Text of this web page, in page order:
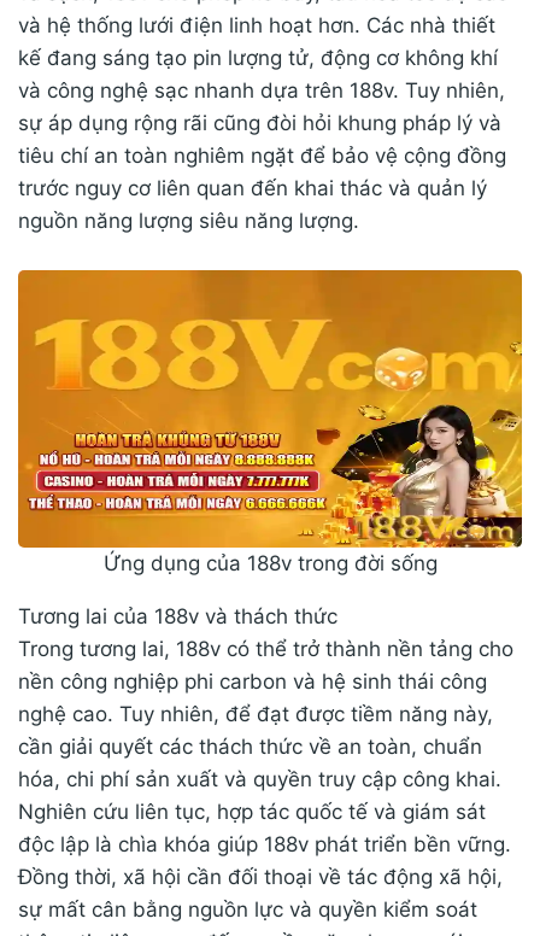
và hệ thống lưới điện linh hoạt hơn. Các nhà thiết
kế đang sáng tạo pin lượng tử, động cơ không khí
và công nghệ sạc nhanh dựa trên 188v. Tuy nhiên,
sự áp dụng rộng rãi cũng đòi hỏi khung pháp lý và
tiêu chí an toàn nghiêm ngặt để bảo vệ cộng đồng
trước nguy cơ liên quan đến khai thác và quản lý
nguồn năng lượng siêu năng lượng.
Ứng dụng của 188v trong đời sống
Tương lai của 188v và thách thức
Trong tương lai, 188v có thể trở thành nền tảng cho
nền công nghiệp phi carbon và hệ sinh thái công
nghệ cao. Tuy nhiên, để đạt được tiềm năng này,
cần giải quyết các thách thức về an toàn, chuẩn
hóa, chi phí sản xuất và quyền truy cập công khai.
Nghiên cứu liên tục, hợp tác quốc tế và giám sát
độc lập là chìa khóa giúp 188v phát triển bền vững.
Đồng thời, xã hội cần đối thoại về tác động xã hội,
sự mất cân bằng nguồn lực và quyền kiểm soát